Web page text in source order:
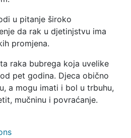
u pitanje široko
da rak u djetinjstvu ima
promjena.
raka bubrega koja uvelike
pet godina. Djeca obično
a mogu imati i bol u trbuhu,
mučninu i povraćanje.